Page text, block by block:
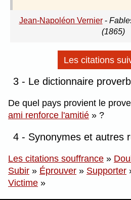
Jean-Napoléon Vernier-
(1865)
Les citations
3 - Le dictionnaire
De quel pays provient le
ami renforce l'amitié
?
4 - Synonymes et autres
Les citations souffrance »
Subir » Éprouver » Supporter
Victime »